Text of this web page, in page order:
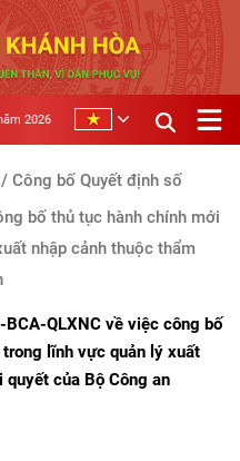
2026
/ Công bố Quyết định số
bố thủ tục hành chính mới
nhập cảnh thuộc thẩm
QLXNC về việc công bố
lĩnh vực quản lý xuất
của Bộ Công an